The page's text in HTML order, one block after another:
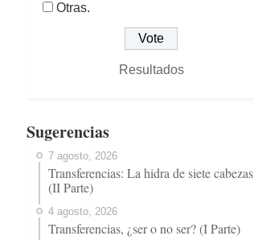
Otras.
Resultados
Sugerencias
7 agosto, 2026
Transferencias: La hidra de siete cabezas
(II Parte)
4 agosto, 2026
Transferencias, ¿ser o no ser? (I Parte)